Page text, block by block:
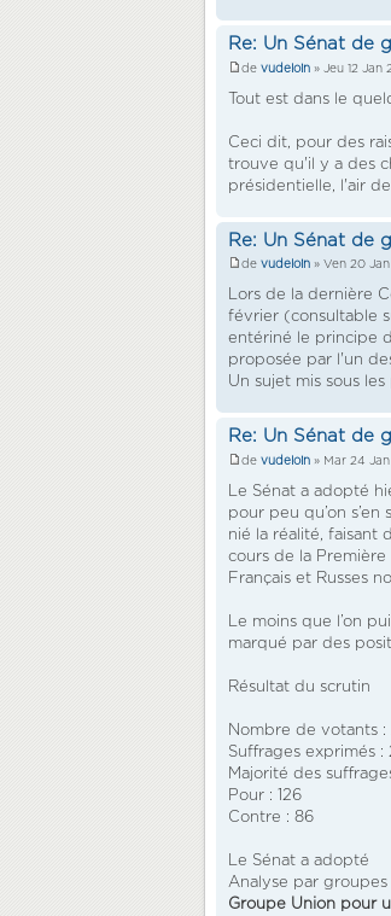
Re: Un Sénat de
de vudeloin » Jeu 12 Jan
Tout est dans le
Ceci dit, pour des
trouve qu'il y a des
présidentielle, l'air
Re: Un Sénat de
de vudeloin » Ven 20 Jan
Lors de la dernière
février (consultable
entériné le principe
proposée par l'un
Un sujet mis sous
Re: Un Sénat de
de vudeloin » Mar 24 Jan
Le Sénat a adopté
pour peu qu’on
nié la réalité, faisant
cours de la Première
Français et Russes
Le moins que l’on
marqué par des
Résultat du scrutin
Nombre de votants :
Suffrages exprimés :
Majorité des
Pour : 126
Contre : 86
Le Sénat a adopté
Analyse par
Groupe Union pour